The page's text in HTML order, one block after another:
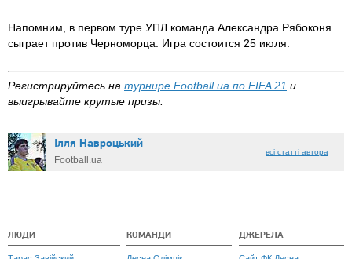
Напомним, в первом туре УПЛ команда Александра Рябоконя
сыграет против Черноморца. Игра состоится 25 июля.
Регистрируйтесь на турнире Football.ua по FIFA 21 и
выигрывайте крутые призы.
Ілля Навроцький
Football.ua
всі статті автора
ЛЮДИ КОМАНДИ ДЖЕРЕЛА